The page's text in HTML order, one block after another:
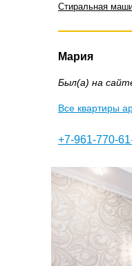
Стиральная
Мария
Был(а) на
Все квартиры
+7-961-770-